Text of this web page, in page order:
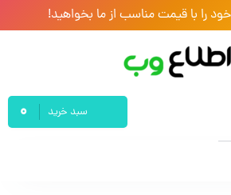
را با قیمت مناسب از ما بخواهید!
سبد خرید 0